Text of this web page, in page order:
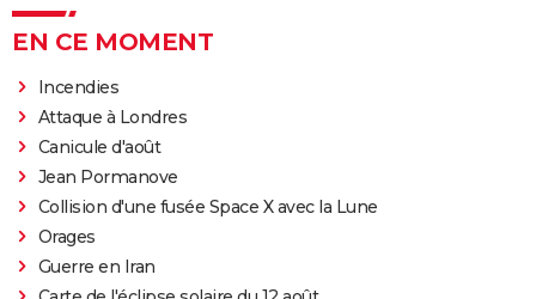
EN CE MOMENT
Incendies
Attaque à Londres
Canicule d'août
Jean Pormanove
Collision d'une fusée Space X avec la Lune
Orages
Guerre en Iran